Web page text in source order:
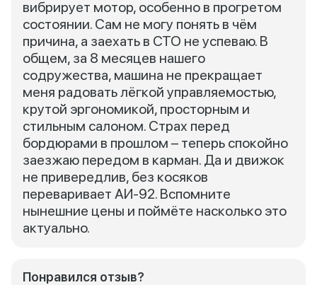
вибрирует мотор, особенно в прогретом
состоянии. Сам не могу понять в чём
причина, а заехать в СТО не успеваю. В
общем, за 8 месяцев нашего
содружества, машина не прекращает
меня радовать лёгкой управляемостью,
крутой эргономикой, просторным и
стильным салоном. Страх перед
бордюрами в прошлом – теперь спокойно
заезжаю передом в карман. Да и движок
не привередлив, без косяков
переваривает АИ-92. Вспомните
нынешние цены и поймёте насколько это
актуально.
Понравился отзыв?